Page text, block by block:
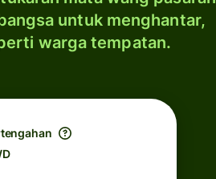
untuk menghantar,
warga tempatan.